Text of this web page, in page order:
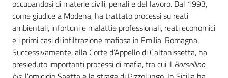
Leggi
Atti
Bandi
Piani
occupandosi di materie civili, penali e del lavoro. Dal 1993,
come giudice a Modena, ha trattato processi su reati
ambientali, infortuni e malattie professionali, reati economici
e i primi casi di infiltrazione mafiosa in Emilia-Romagna.
Successivamente, alla Corte d’Appello di Caltanissetta, ha
presieduto importanti processi di mafia, tra cui il Borsellino